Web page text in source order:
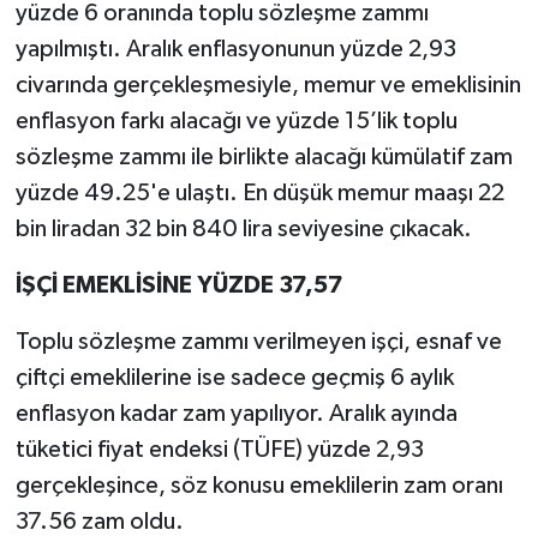
yüzde 6 oranında toplu sözleşme zammı
yapılmıştı. Aralık enflasyonunun yüzde 2,93
civarında gerçekleşmesiyle, memur ve emeklisinin
enflasyon farkı alacağı ve yüzde 15’lik toplu
sözleşme zammı ile birlikte alacağı kümülatif zam
yüzde 49.25'e ulaştı. En düşük memur maaşı 22
bin liradan 32 bin 840 lira seviyesine çıkacak.
İŞÇİ EMEKLİSİNE YÜZDE 37,57
Toplu sözleşme zammı verilmeyen işçi, esnaf ve
çiftçi emeklilerine ise sadece geçmiş 6 aylık
enflasyon kadar zam yapılıyor. Aralık ayında
tüketici fiyat endeksi (TÜFE) yüzde 2,93
gerçekleşince, söz konusu emeklilerin zam oranı
37.56 zam oldu.